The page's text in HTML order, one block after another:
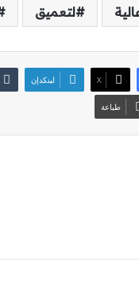
لتعميق
‫X لينكدإن
طباعة